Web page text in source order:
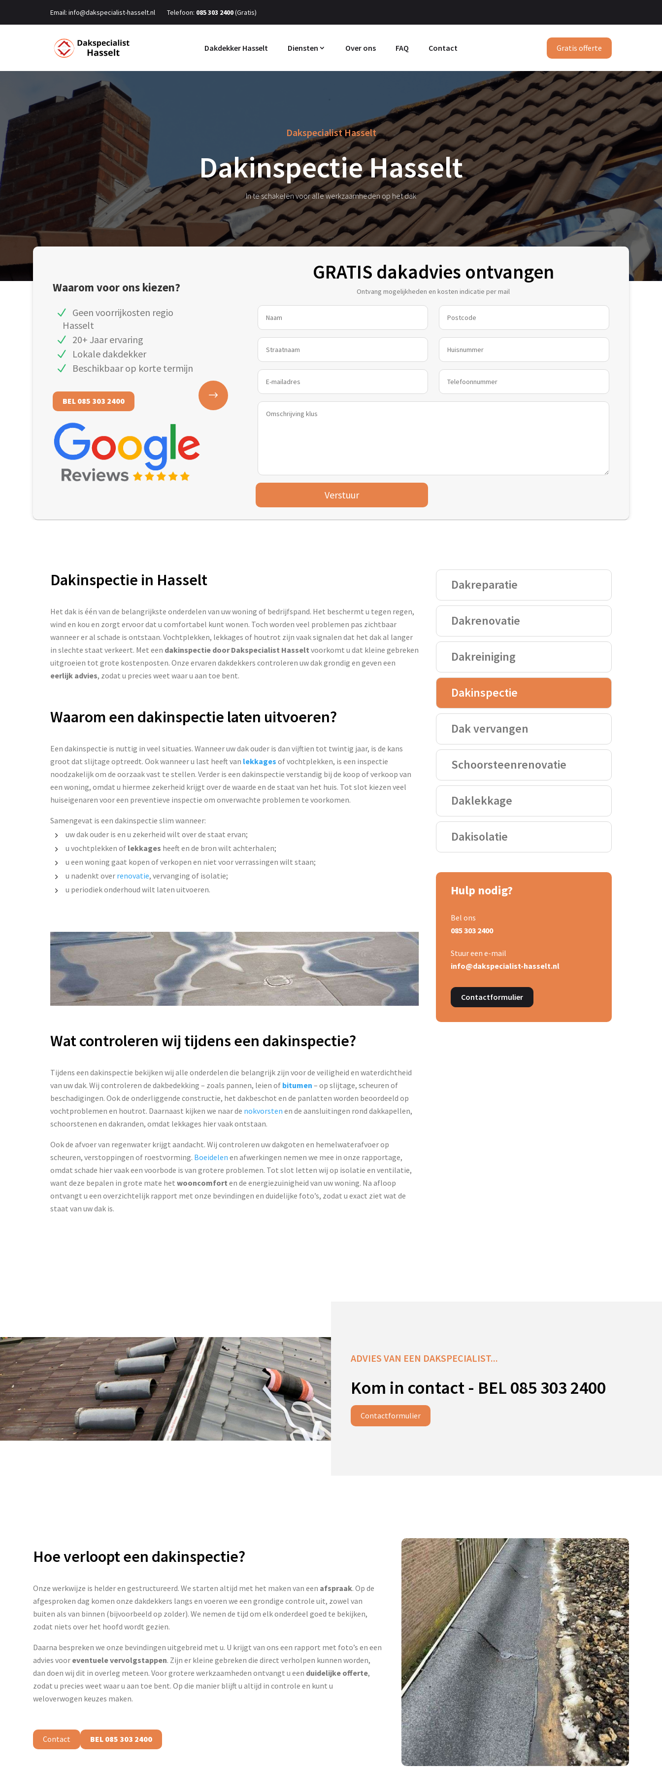
Email: info@dakspecialist-hasselt.nl Telefoon: 085 303 2400(Gratis)
Dakdekker Hasselt Diensten Over ons FAQ Contact Gratis offerte
Dakspecialist Hasselt
Dakinspectie Hasselt
In te schakelen voor alle werkzaamheden op het dak
Waarom voor ons kiezen?
Geen voorrijkosten regio
Hasselt
20+ Jaar ervaring
Lokale dakdekker
Beschikbaar op korte termijn
BEL 085 303 2400
GRATIS dakadvies ontvangen
Ontvang mogelijkheden en kosten indicatie per mail
Verstuur
Dakinspectie in Hasselt
Het dak is één van de belangrijkste onderdelen van uw woning of bedrijfspand. Het beschermt u tegen regen,
wind en kou en zorgt ervoor dat u comfortabel kunt wonen. Toch worden veel problemen pas zichtbaar
wanneer er al schade is ontstaan. Vochtplekken, lekkages of houtrot zijn vaak signalen dat het dak al langer
in slechte staat verkeert. Met een dakinspectie door Dakspecialist Hasselt voorkomt u dat kleine gebreken
uitgroeien tot grote kostenposten. Onze ervaren dakdekkers controleren uw dak grondig en geven een
eerlijk advies, zodat u precies weet waar u aan toe bent.
Waarom een dakinspectie laten uitvoeren?
Een dakinspectie is nuttig in veel situaties. Wanneer uw dak ouder is dan vijftien tot twintig jaar, is de kans
groot dat slijtage optreedt. Ook wanneer u last heeft van lekkages of vochtplekken, is een inspectie
noodzakelijk om de oorzaak vast te stellen. Verder is een dakinspectie verstandig bij de koop of verkoop van
een woning, omdat u hiermee zekerheid krijgt over de waarde en de staat van het huis. Tot slot kiezen veel
huiseigenaren voor een preventieve inspectie om onverwachte problemen te voorkomen.
Samengevat is een dakinspectie slim wanneer:
uw dak ouder is en u zekerheid wilt over de staat ervan;
u vochtplekken of lekkages heeft en de bron wilt achterhalen;
u een woning gaat kopen of verkopen en niet voor verrassingen wilt staan;
u nadenkt over renovatie, vervanging of isolatie;
u periodiek onderhoud wilt laten uitvoeren.
Wat controleren wij tijdens een dakinspectie?
Tijdens een dakinspectie bekijken wij alle onderdelen die belangrijk zijn voor de veiligheid en waterdichtheid
van uw dak. Wij controleren de dakbedekking – zoals pannen, leien of bitumen – op slijtage, scheuren of
beschadigingen. Ook de onderliggende constructie, het dakbeschot en de panlatten worden beoordeeld op
vochtproblemen en houtrot. Daarnaast kijken we naar de nokvorsten en de aansluitingen rond dakkapellen,
schoorstenen en dakranden, omdat lekkages hier vaak ontstaan.
Ook de afvoer van regenwater krijgt aandacht. Wij controleren uw dakgoten en hemelwaterafvoer op
scheuren, verstoppingen of roestvorming. Boeidelen en afwerkingen nemen we mee in onze rapportage,
omdat schade hier vaak een voorbode is van grotere problemen. Tot slot letten wij op isolatie en ventilatie,
want deze bepalen in grote mate het wooncomfort en de energiezuinigheid van uw woning. Na afloop
ontvangt u een overzichtelijk rapport met onze bevindingen en duidelijke foto’s, zodat u exact ziet wat de
staat van uw dak is.
Dakreparatie
Dakrenovatie
Dakreiniging
Dakinspectie
Dak vervangen
Schoorsteenrenovatie
Daklekkage
Dakisolatie
Hulp nodig?
Bel ons
085 303 2400
Stuur een e-mail
info@dakspecialist-hasselt.nl
Contactformulier
ADVIES VAN EEN DAKSPECIALIST...
Kom in contact - BEL 085 303 2400
Contactformulier
Hoe verloopt een dakinspectie?
Onze werkwijze is helder en gestructureerd. We starten altijd met het maken van een afspraak. Op de
afgesproken dag komen onze dakdekkers langs en voeren we een grondige controle uit, zowel van
buiten als van binnen (bijvoorbeeld op zolder). We nemen de tijd om elk onderdeel goed te bekijken,
zodat niets over het hoofd wordt gezien.
Daarna bespreken we onze bevindingen uitgebreid met u. U krijgt van ons een rapport met foto’s en een
advies voor eventuele vervolgstappen. Zijn er kleine gebreken die direct verholpen kunnen worden,
dan doen wij dit in overleg meteen. Voor grotere werkzaamheden ontvangt u een duidelijke offerte,
zodat u precies weet waar u aan toe bent. Op die manier blijft u altijd in controle en kunt u
weloverwogen keuzes maken.
Contact BEL 085 303 2400